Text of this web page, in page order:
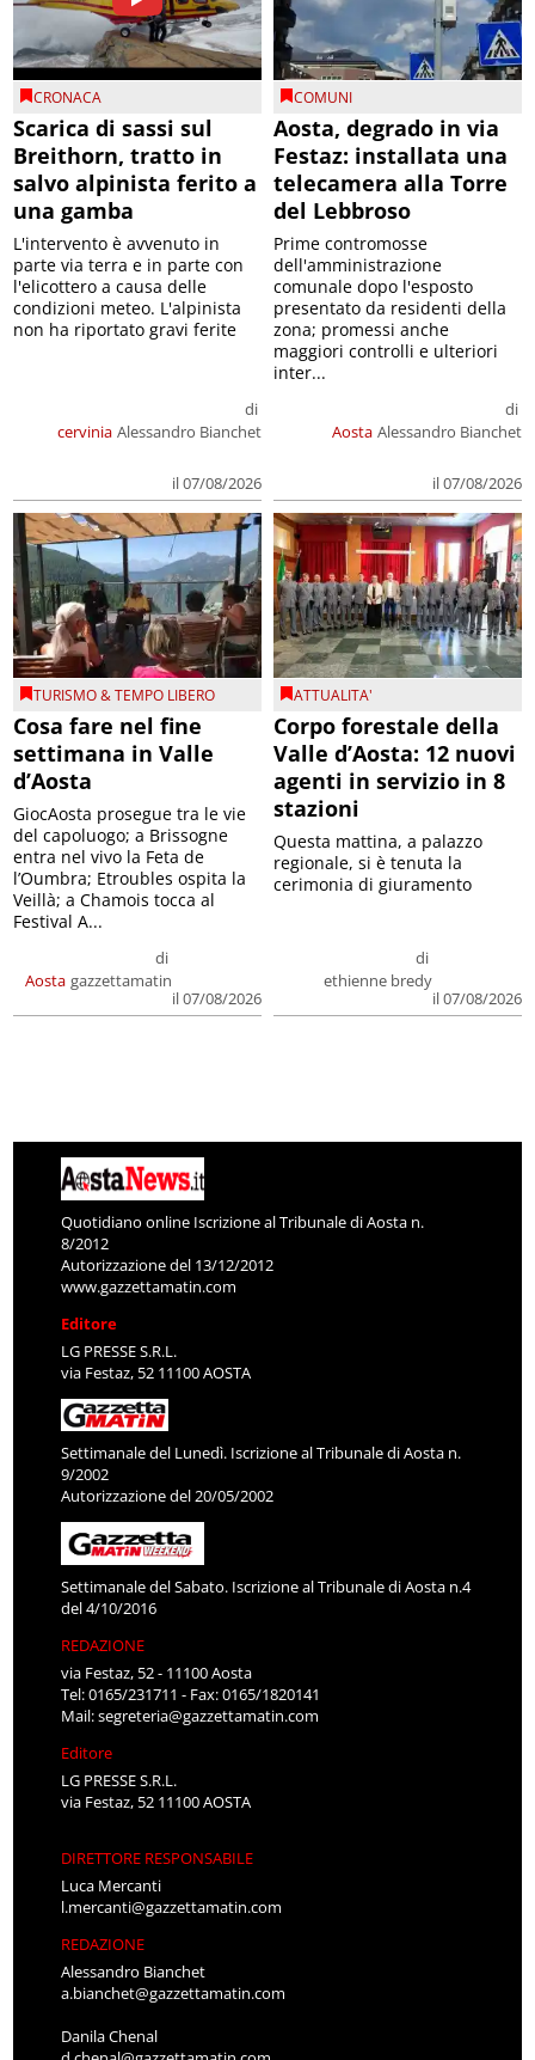
CRONACA
Scarica di sassi sul
Breithorn, tratto in
salvo alpinista ferito a
una gamba
cervinia
di
Alessandro Bianchet
il 07/08/2026
L'intervento è avvenuto in
parte via terra e in parte con
l'elicottero a causa delle
condizioni meteo. L'alpinista
non ha riportato gravi ferite
COMUNI
Aosta, degrado in via
Festaz: installata una
telecamera alla Torre
del Lebbroso
Aosta
di
Alessandro Bianchet
il 07/08/2026
Prime contromosse
dell'amministrazione
comunale dopo l'esposto
presentato da residenti della
zona; promessi anche
maggiori controlli e ulteriori
inter...
TURISMO & TEMPO LIBERO
Cosa fare nel fine
settimana in Valle
d’Aosta
Aosta
di
gazzettamatin
il 07/08/2026
GiocAosta prosegue tra le vie
del capoluogo; a Brissogne
entra nel vivo la Feta de
l’Oumbra; Etroubles ospita la
Veillà; a Chamois tocca al
Festival A...
ATTUALITA'
Corpo forestale della
Valle d’Aosta: 12 nuovi
agenti in servizio in 8
stazioni
di
ethienne bredy
il 07/08/2026
Questa mattina, a palazzo
regionale, si è tenuta la
cerimonia di giuramento
Quotidiano online Iscrizione al Tribunale di Aosta n.
8/2012
Autorizzazione del 13/12/2012
www.gazzettamatin.com
Editore
LG PRESSE S.R.L.
via Festaz, 52 11100 AOSTA
Settimanale del Lunedì. Iscrizione al Tribunale di Aosta n.
9/2002
Autorizzazione del 20/05/2002
Settimanale del Sabato. Iscrizione al Tribunale di Aosta n.4
del 4/10/2016
REDAZIONE
via Festaz, 52 - 11100 Aosta
Tel: 0165/231711 - Fax: 0165/1820141
Mail:segreteria@gazzettamatin.com
Editore
LG PRESSE S.R.L.
via Festaz, 52 11100 AOSTA
DIRETTORE RESPONSABILE
Luca Mercanti
l.mercanti@gazzettamatin.com
REDAZIONE
Alessandro Bianchet
a.bianchet@gazzettamatin.com
Danila Chenal